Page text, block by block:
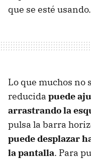
que se esté usando.
Lo que muchos no
reducida puede
arrastrando la
pulsa la barra
puede desplazar
la pantalla. Para